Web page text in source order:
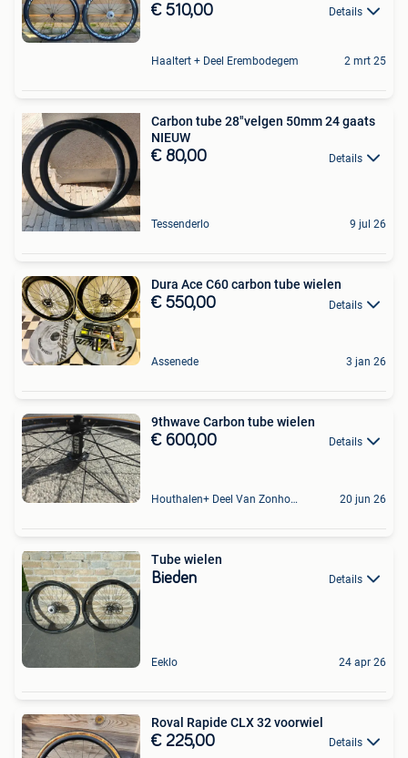
€ 510,00 Details
Haaltert + Deel Erembodegem 2 mrt 25
Carbon tube 28"velgen 50mm 24 gaats
NIEUW
€ 80,00 Details
Tessenderlo 9 jul 26
Dura Ace C60 carbon tube wielen
€ 550,00 Details
Assenede 3 jan 26
9thwave Carbon tube wielen
€ 600,00 Details
Houthalen+ Deel Van Zonhoven En Zolder 20 jun 26
Tube wielen
Bieden Details
Eeklo 24 apr 26
Roval Rapide CLX 32 voorwiel
€ 225,00 Details